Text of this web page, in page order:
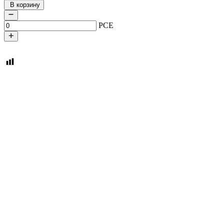
В корзину
PCE